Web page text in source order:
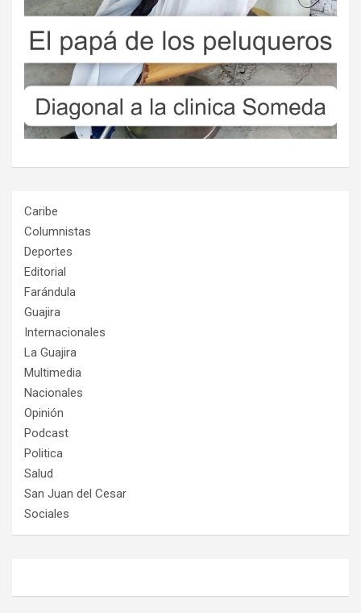
Caribe
Columnistas
Deportes
Editorial
Farándula
Guajira
Internacionales
La Guajira
Multimedia
Nacionales
Opinión
Podcast
Politica
Salud
San Juan del Cesar
Sociales